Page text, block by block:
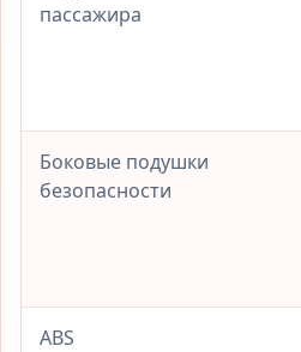
пассажира
Боковые подушки
безопасности
ABS